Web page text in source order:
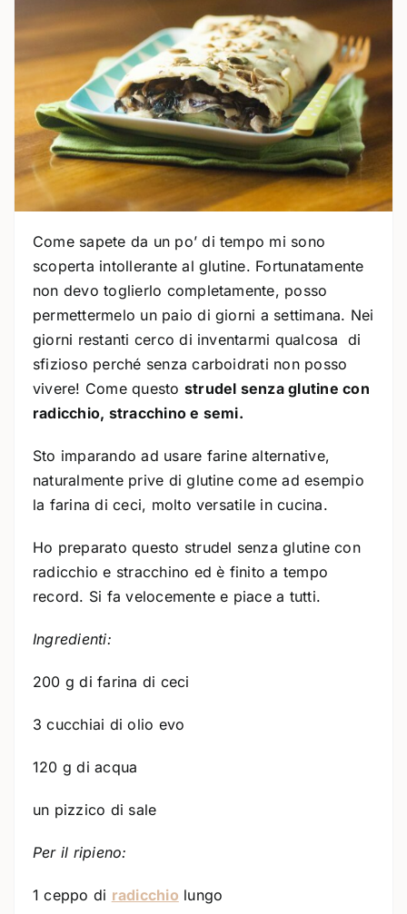
Come sapete da un po’ di tempo mi sono
scoperta intollerante al glutine. Fortunatamente
non devo toglierlo completamente, posso
permettermelo un paio di giorni a settimana. Nei
giorni restanti cerco di inventarmi qualcosa di
sfizioso perché senza carboidrati non posso
vivere! Come questo strudel senza glutine con
radicchio, stracchino e semi.
Sto imparando ad usare farine alternative,
naturalmente prive di glutine come ad esempio
la farina di ceci, molto versatile in cucina.
Ho preparato questo strudel senza glutine con
radicchio e stracchino ed è finito a tempo
record. Si fa velocemente e piace a tutti.
Ingredienti:
200 g di farina di ceci
3 cucchiai di olio evo
120 g di acqua
un pizzico di sale
Per il ripieno:
1 ceppo di radicchio lungo